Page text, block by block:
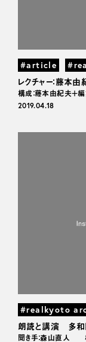
#article
レクチャー：藤本
構成：藤本由紀夫＋
2019.04.18
#realkyoto
朗読と講演 多和
聞き手：森山直人